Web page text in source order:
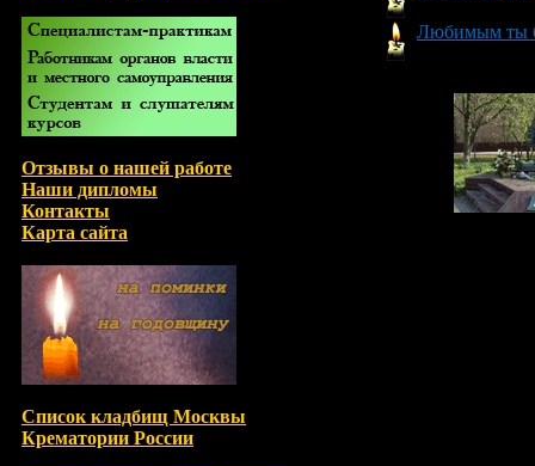
Отзывы о нашей работе
Наши дипломы
Контакты
Карта сайта
Список кладбищ Москвы
Крематории России
Любимым ты